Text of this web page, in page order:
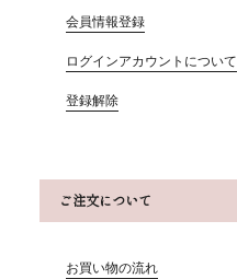
会員情報登録
ログインアカウントについて
登録解除
ご注文について
お買い物の流れ